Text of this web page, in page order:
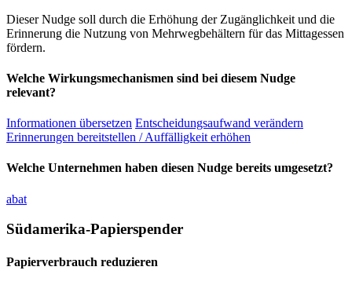
Dieser Nudge soll durch die Erhöhung der Zugänglichkeit und die
Erinnerung die Nutzung von Mehrwegbehältern für das Mittagessen
fördern.
Welche Wirkungsmechanismen sind bei diesem Nudge
relevant?
Informationen übersetzen Entscheidungsaufwand verändern
Erinnerungen bereitstellen / Auffälligkeit erhöhen
Welche Unternehmen haben diesen Nudge bereits umgesetzt?
abat
Südamerika-Papierspender
Papierverbrauch reduzieren